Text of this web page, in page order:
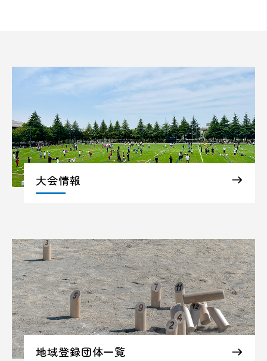
大会情報
地域登録団体一覧